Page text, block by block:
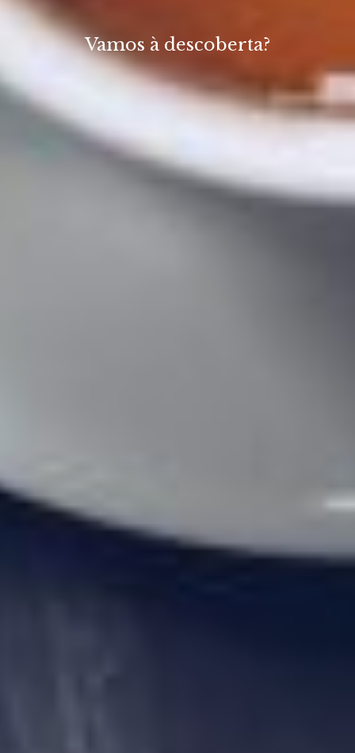
Vamos à descoberta?